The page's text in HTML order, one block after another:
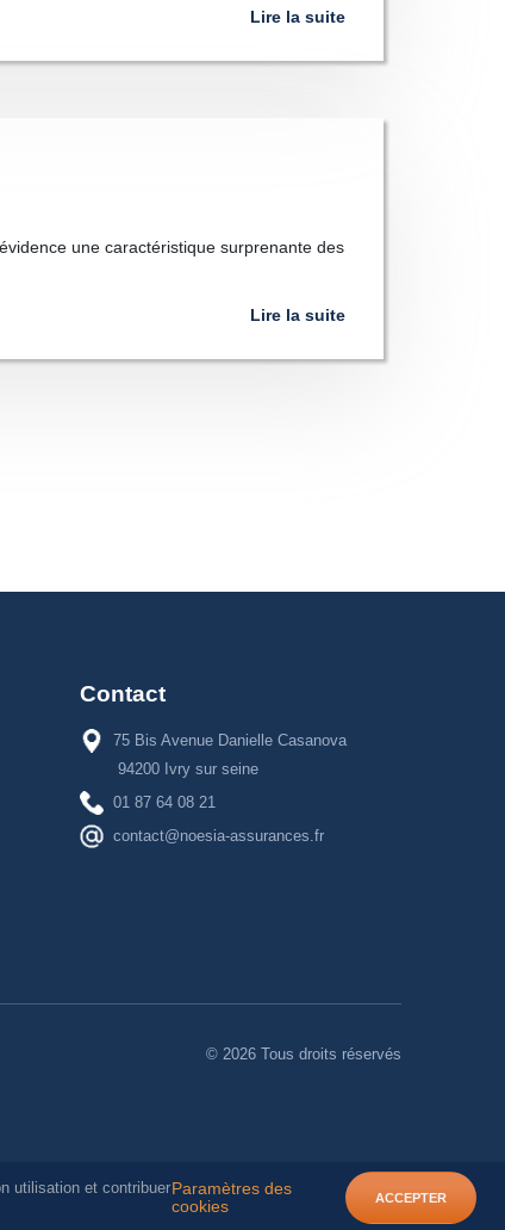
utilisation et contribuerParamètres des
cookies
ACCEPTER
Lire la suite
une caractéristique surprenante des
Lire la suite
Contact
75 Bis Avenue Danielle Casanova
94200 Ivry sur seine
01 87 64 08 21
contact@noesia-assurances.fr
© 2026 Tous droits réservés